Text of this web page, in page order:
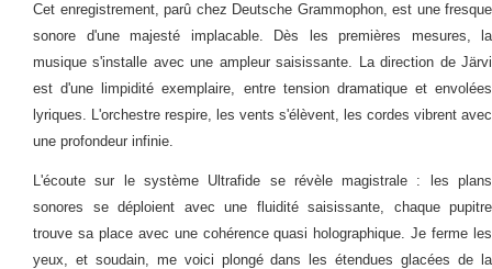
Cet enregistrement, parû chez Deutsche Grammophon, est une fresque
sonore d'une majesté implacable. Dès les premières mesures, la
musique s'installe avec une ampleur saisissante. La direction de Järvi
est d'une limpidité exemplaire, entre tension dramatique et envolées
lyriques. L'orchestre respire, les vents s'élèvent, les cordes vibrent avec
une profondeur infinie.
L'écoute sur le système Ultrafide se révèle magistrale : les plans
sonores se déploient avec une fluidité saisissante, chaque pupitre
trouve sa place avec une cohérence quasi holographique. Je ferme les
yeux, et soudain, me voici plongé dans les étendues glacées de la